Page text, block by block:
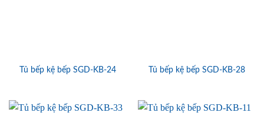
Tủ bếp kệ bếp SGD-KB-24 Tủ bếp kệ bếp SGD-KB-28